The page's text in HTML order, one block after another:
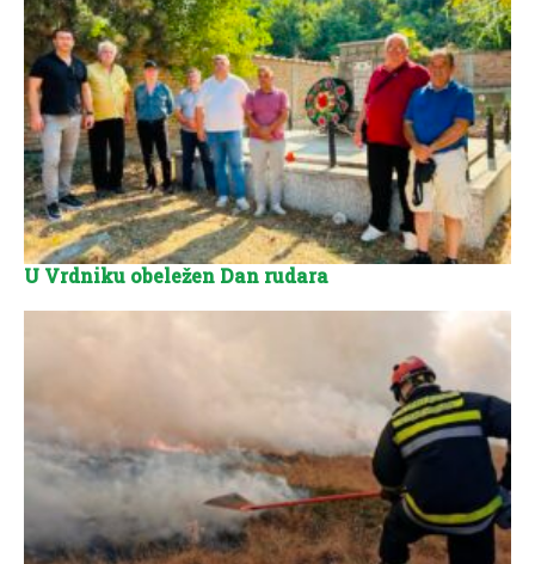
U Vrdniku obeležen Dan rudara